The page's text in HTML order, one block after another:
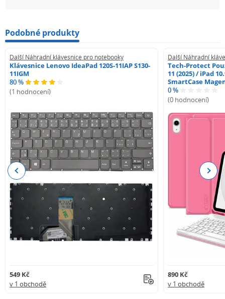
Podobné produkty
Další Náhradní klávesnice pro notebooky
Klávesnice Lenovo IdeaPad 120S-11IAP S130-
11IGM
80 %
(1 hodnocení)
549 Kč
v 1 obchodě
Další Náhradní
Tech-Protect
11 (2025) / iPad
SmartCase
0 %
(0 hodnocení)
890 Kč
v 1 obchodě
Previous Next